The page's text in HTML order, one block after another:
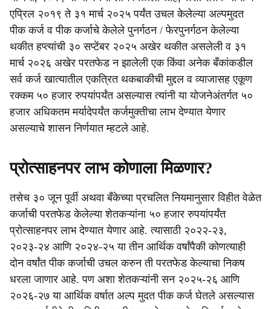
एप्रिल २०१९ ते ३१ मार्च २०२५ पर्यंत उचल केलेल्या अल्पमुदत
पीक कर्ज व पीक कर्जाचे केलेले पुनर्गठन / फेरपुनर्गठन केलेल्या
थकीत हप्त्यांची ३० सप्टेंबर २०२५ अखेर थकीत असलेली व ३१
मार्च २०२६ अखेर परतफेड न झालेली एक किंवा अनेक बँकांकडील
सर्व कर्ज खात्यातील एकत्रित थकबाकीची मुद्दल व व्याजासह एकूण
रक्कम ५० हजार रुपयांपर्यंत असल्यास त्यांनी या योजनेअंतर्गत ५०
हजार अधिकतम मर्यादेपर्यंत कर्जमुक्तीचा लाभ देण्यात येणार
असल्याचे शासन निर्णयात म्हटले आहे.
प्रोत्साहनपर लाभ कोणाला मिळणार?
तसेच ३० जून पूर्वी अथवा बँकेच्या प्रचलित नियमानुसार विहीत वेळेत
कर्जाची परतफेड केलेल्या शेतकऱ्यांना ५० हजार रुपयांपर्यंत
प्रोत्साहनपर लाभ देण्यात येणार आहे. त्यासाठी २०२२-२३,
२०२३-२४ आणि २०२४-२५ या तीन आर्थिक वर्षांपैकी कोणत्याही
दोन वर्षांत पीक कर्जाची उचल करुन ती परतफेड केल्याचा निकष
धरला जाणार आहे. पण अशा शेतकऱ्यांनी सन २०२५-२६ आणि
२०२६-२७ या आर्थिक वर्षात अल्प मुदत पीक कर्ज घेतले असल्यास